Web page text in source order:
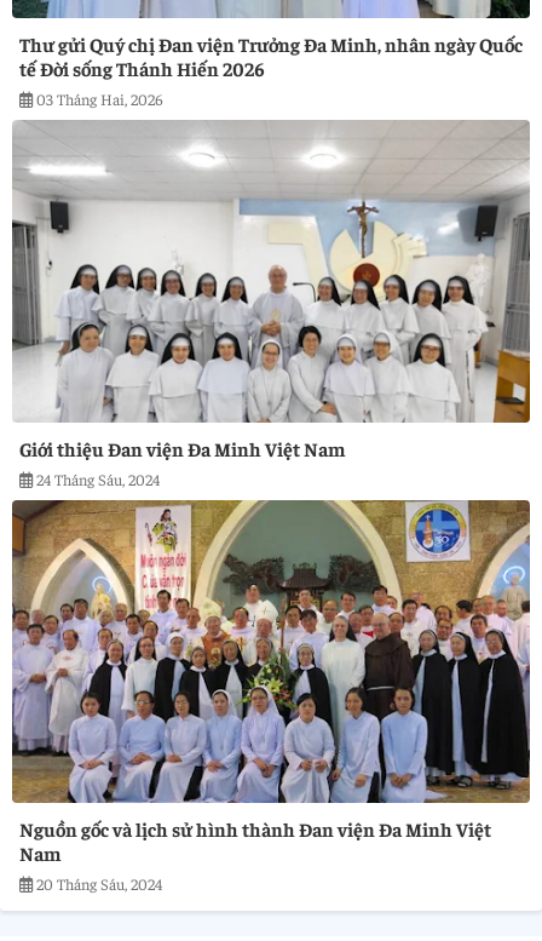
Thư gửi Quý chị Đan viện Trưởng Đa Minh, nhân ngày Quốc
tế Đời sống Thánh Hiến 2026
03 Tháng Hai, 2026
Giới thiệu Đan viện Đa Minh Việt Nam
24 Tháng Sáu, 2024
Nguồn gốc và lịch sử hình thành Đan viện Đa Minh Việt
Nam
20 Tháng Sáu, 2024